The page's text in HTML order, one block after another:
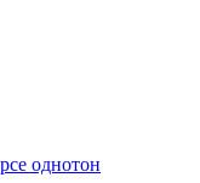
однотон